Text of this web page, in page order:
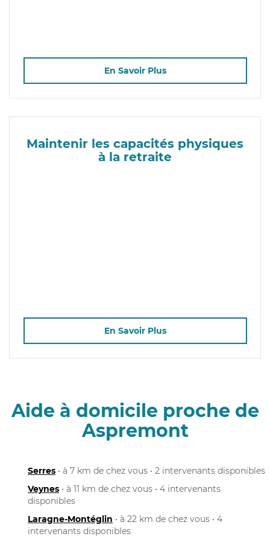
En Savoir Plus
Maintenir les capacités physiques
à la retraite
En Savoir Plus
Aide à domicile proche de
Aspremont
Serres • à 7 km de chez vous • 2 intervenants disponibles
Veynes • à 11 km de chez vous • 4 intervenants
disponibles
Laragne-Montéglin • à 22 km de chez vous • 4
intervenants disponibles